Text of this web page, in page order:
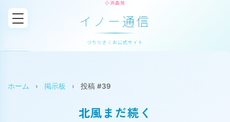
小浜島発
イノー通信
つちだきくお公式サイト
ホーム › 掲示板 › 投稿 #39
北風まだ続く